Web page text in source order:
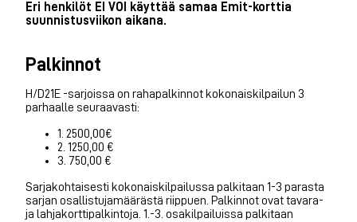
Eri henkilöt EI VOI käyttää samaa Emit-korttia
suunnistusviikon aikana.
Palkinnot
H/D21E -sarjoissa on rahapalkinnot kokonaiskilpailun 3
parhaalle seuraavasti:
1. 2500,00€
2. 1250,00 €
3. 750,00 €
Sarjakohtaisesti kokonaiskilpailussa palkitaan 1-3 parasta
sarjan osallistujamäärästä riippuen. Palkinnot ovat tavara-
ja lahjakorttipalkintoja. 1.-3. osakilpailuissa palkitaan